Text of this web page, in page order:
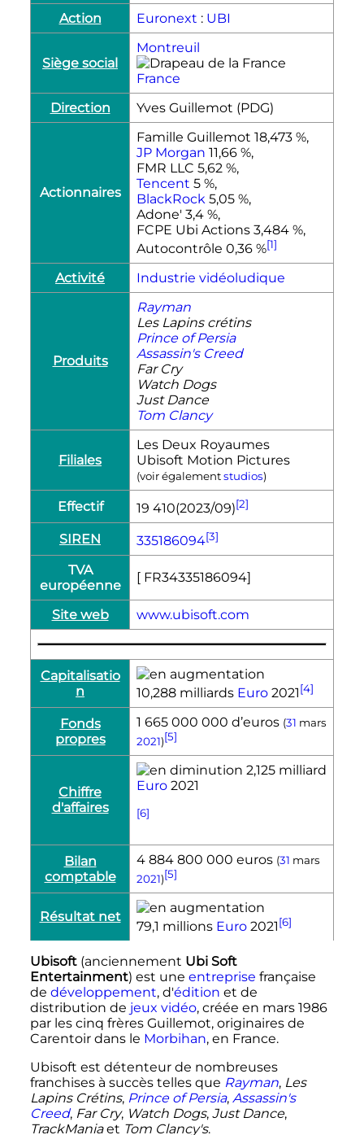
Action Euronext : UBI
Siège social
Montreuil
France
Direction
Yves Guillemot (PDG)
Actionnaires
Famille Guillemot 18,473 %,
JP Morgan 11,66 %,
FMR LLC 5,62 %,
Tencent 5 %,
BlackRock 5,05 %,
Adone' 3,4 %,
FCPE Ubi Actions 3,484 %,
Autocontrôle 0,36 %[1]
Activité Industrie vidéoludique
Produits
Rayman
Les Lapins crétins
Prince of Persia
Assassin's Creed
Far Cry
Watch Dogs
Just Dance
Tom Clancy
Filiales
Les Deux Royaumes
Ubisoft Motion Pictures
(voir égalementstudios)
Effectif 19 410(2023/09)[2]
SIREN 335186094[3]
TVA
européenne
[ FR34335186094]
Site web www.ubisoft.com
Capitalisatio
n
10,288 milliards Euro 2021[4]
Fonds
propres
1 665 000 000 d’euros (31 mars
2021)[5]
Chiffre
d'affaires
2,125 milliard
Euro 2021
[6]
Bilan
comptable
4 884 800 000 euros (31 mars
2021)[5]
Résultat net
79,1 millions Euro 2021[6]
Ubisoft(anciennement Ubi Soft
Entertainment) est une entreprise française
de développement, d'édition et de
distribution de jeux vidéo, créée en mars 1986
par les cinq frères Guillemot, originaires de
Carentoir dans le Morbihan, en France.
Ubisoft est détenteur de nombreuses
franchises à succès telles que Rayman, Les
Lapins Crétins, Prince of Persia, Assassin's
Creed, Far Cry, Watch Dogs, Just Dance,
TrackManiaet Tom Clancy's.